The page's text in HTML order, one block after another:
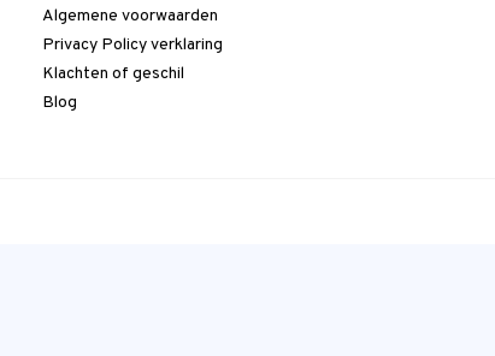
Algemene voorwaarden
Privacy Policy verklaring
Klachten of geschil
Blog